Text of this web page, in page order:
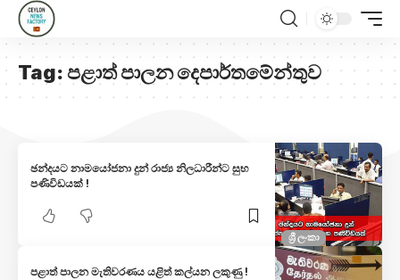
Tag: පළාත් පාලන දෙපාර්තමේන්තුව
ශ්‍රී ලංකා
ඡන්දයට නාමයෝජනා දුන් රාජ්‍ය නිලධාරීන්ට සුභ
පණිවිඩයක් !
පළාත් පාලන මැතිවරණය යළිත් කල්යන ලකුණු !